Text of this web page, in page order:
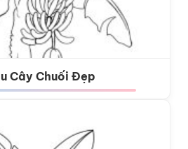
Cây Chuối Đẹp